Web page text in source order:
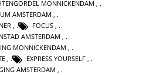
MONNICKENDAM ,
AMSTERDAM ,
, FOCUS ,
AMSTERDAM ,
MONNICKENDAM ,
, EXPRESS YOURSELF ,
AMSTERDAM ,